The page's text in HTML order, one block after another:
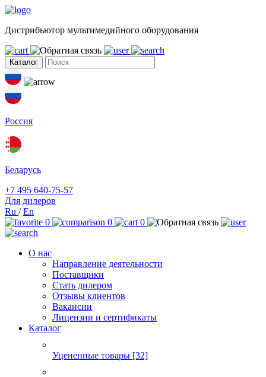
Дистрибьютор мультимедийного оборудования
Каталог
Россия
Беларусь
+7 495 640-75-57
Для дилеров
Ru /En
0
0 0
О нас
Направление деятельности
Поставщики
Стать дилером
Отзывы клиентов
Вакансии
Лицензии и сертификаты
Каталог
Уцененные товары [32]